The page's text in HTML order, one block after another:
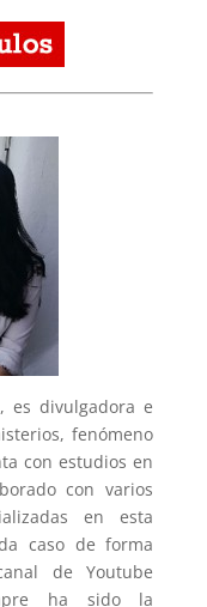
es divulgadora e
fenómeno
con estudios en
con varios
en esta
caso de forma
de Youtube
ha sido la